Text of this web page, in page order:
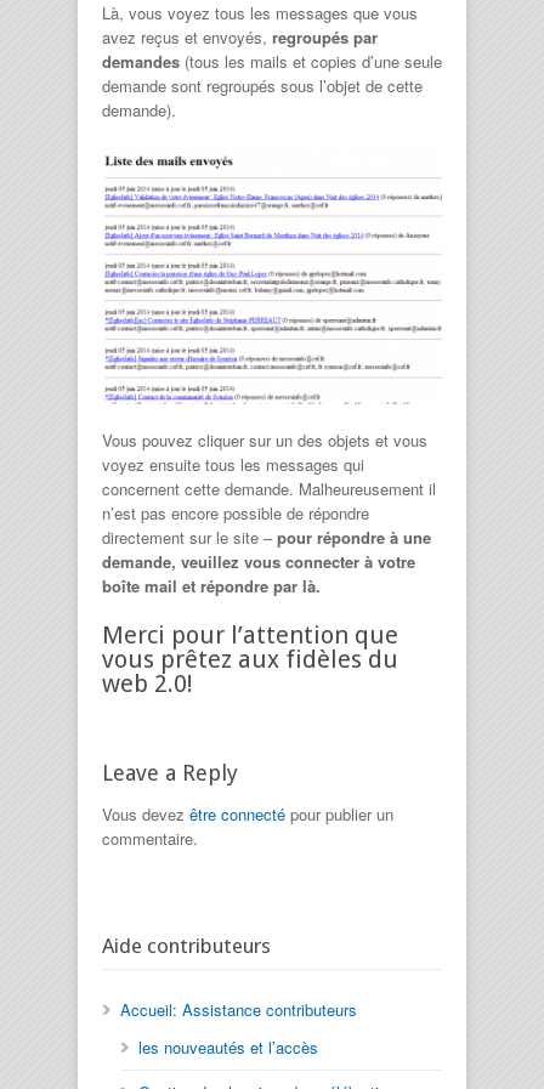
Là, vous voyez tous les messages que vous
avez reçus et envoyés, regroupés par
demandes (tous les mails et copies d’une seule
demande sont regroupés sous l’objet de cette
demande).
Vous pouvez cliquer sur un des objets et vous
voyez ensuite tous les messages qui
concernent cette demande. Malheureusement il
n’est pas encore possible de répondre
directement sur le site –pour répondre à une
demande, veuillez vous connecter à votre
boîte mail et répondre par là.
Merci pour l’attention que
vous prêtez aux fidèles du
web 2.0!
Leave a Reply
Vous devez être connecté pour publier un
commentaire.
Aide contributeurs
Accueil: Assistance contributeurs
les nouveautés et l’accès